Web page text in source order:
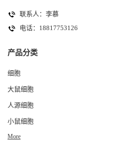
联系人：李慕
电话：18817753126
产品分类
细胞
大鼠细胞
人源细胞
小鼠细胞
More